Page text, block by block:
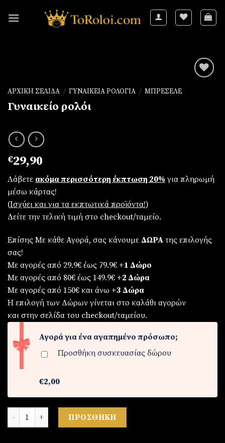
ΑΡΧΙΚΉ ΣΕΛΊΔΑ / ΓΥΝΑΙΚΕΊΑ ΡΟΛΌΓΙΑ / ΜΠΡΕΣΕΛΈ
Γυναικείο ρολόι
€29,90
Λάβετε ακόμα περισσότερη έκπτωση 20% για πληρωμή
μέσω κάρτας!
(Iσχύει και για τα εκπτωτικά προϊόντα!)
Δείτε την τελική τιμή στο checkout/ταμείο.
Επίσης Με κάθε Αγορά, σας κάνουμε ΔΩΡΑ της επιλογής
σας!
Με αγορές από 29.9€ έως 79.9€ +1 Δώρο
Με αγορές από 80€ έως 149.9€ +2 Δώρα
Με αγορές από 150€ και άνω +3 Δώρα
Η επιλογή των Δώρων γίνεται στο καλάθι αγορών
και στην σελίδα του checkout/ταμείου.
Αγορά για ένα αγαπημένο πρόσωπο;
Προσθήκη συσκευασίας δώρου
€2,00
Γυναικείο ρολόι ποσότητα
ΠΡΟΣΘΉΚΗ